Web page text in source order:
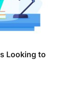
Looking to